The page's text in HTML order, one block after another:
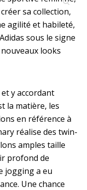
sa collection,
agilité et habileté,
sous le signe
looks
y accordant
la matière, les
en référence à
réalise des twin-
amples taille
profond de
jogging a eu
Une chance